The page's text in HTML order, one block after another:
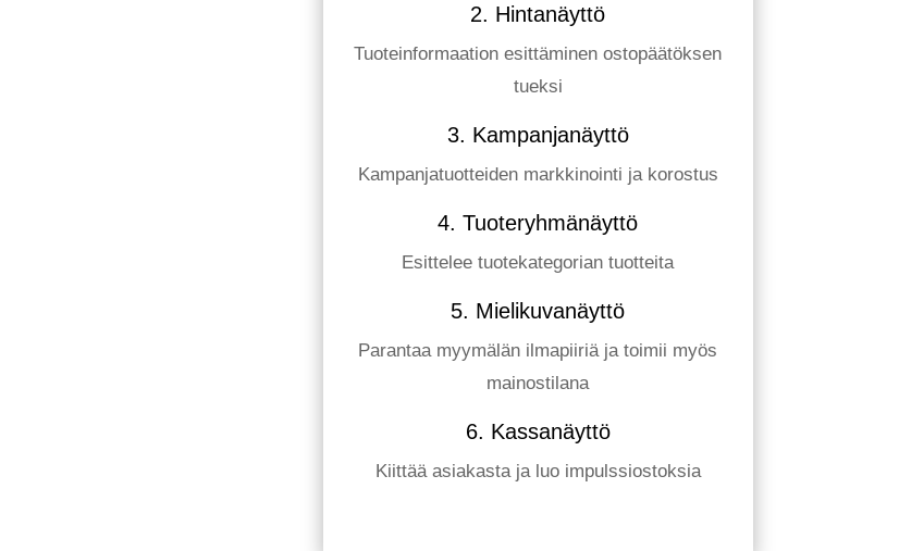
2. Hintanäyttö
Tuoteinformaation esittäminen ostopäätöksen
tueksi
3. Kampanjanäyttö
Kampanjatuotteiden markkinointi ja korostus
4. Tuoteryhmänäyttö
Esittelee tuotekategorian tuotteita
5. Mielikuvanäyttö
Parantaa myymälän ilmapiiriä ja toimii myös
mainostilana
6. Kassanäyttö
Kiittää asiakasta ja luo impulssiostoksia